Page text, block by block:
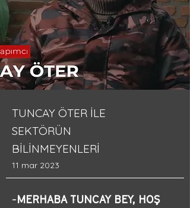
TUNCAY ÖTER İLE
SEKTÖRÜN
BİLİNMEYENLERİ
11 mar 2023
-MERHABA TUNCAY BEY, HOŞ